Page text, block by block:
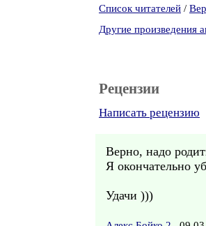
Список читателей /
Другие произведения
Рецензии
Написать рецензию
Верно, надо
Я окончательно
Удачи )))